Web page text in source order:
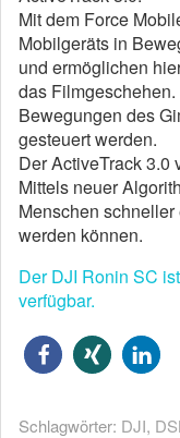
Mit dem Force
Mobilgeräts in
und ermöglichen
das
Bewegungen des
gesteuert werden.
Der ActiveTrack 3.0
Mittels neuer
Menschen
werden können.
Der DJI Ronin SC
verfügbar.
Schlagwörter: DJI,